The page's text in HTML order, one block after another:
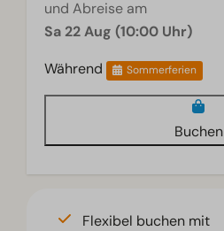
und Abreise am
Sa 22 Aug (10:00 Uhr)
Während
Sommerferien
Buchen
Flexibel buchen mit